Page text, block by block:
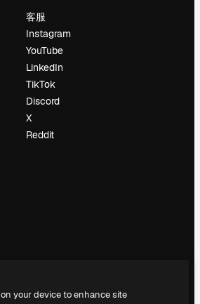
客服
Instagram
YouTube
LinkedIn
TikTok
Discord
X
Reddit
your device to enhance site